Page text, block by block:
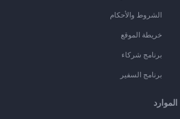
الشروط والأحكام
خريطة الموقع
برنامج شركاء
برنامج السفير
الموارد